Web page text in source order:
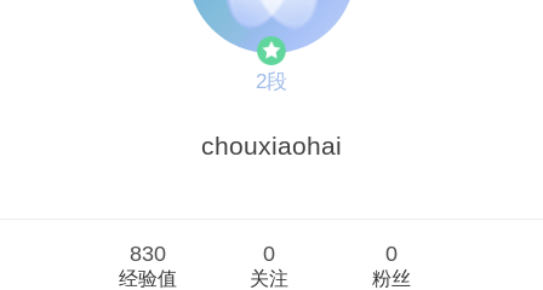
2段
chouxiaohai
830
经验值
0
关注
0
粉丝